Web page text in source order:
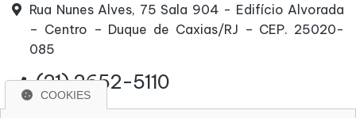
Rua Nunes Alves, 75 Sala 904 - Edifício Alvorada
– Centro – Duque de Caxias/RJ – CEP. 25020-
085
(21) 2652-5110
COOKIES